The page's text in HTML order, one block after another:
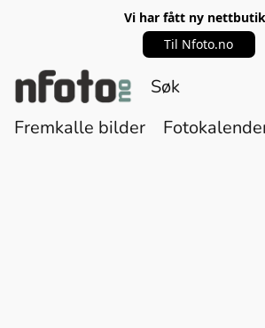
Vi har fått ny
Til Nfoto.no
Fremkalle bilder